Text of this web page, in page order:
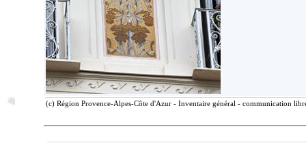
(c) Région Provence-Alpes-Côte d'Azur - Inventaire général - communication